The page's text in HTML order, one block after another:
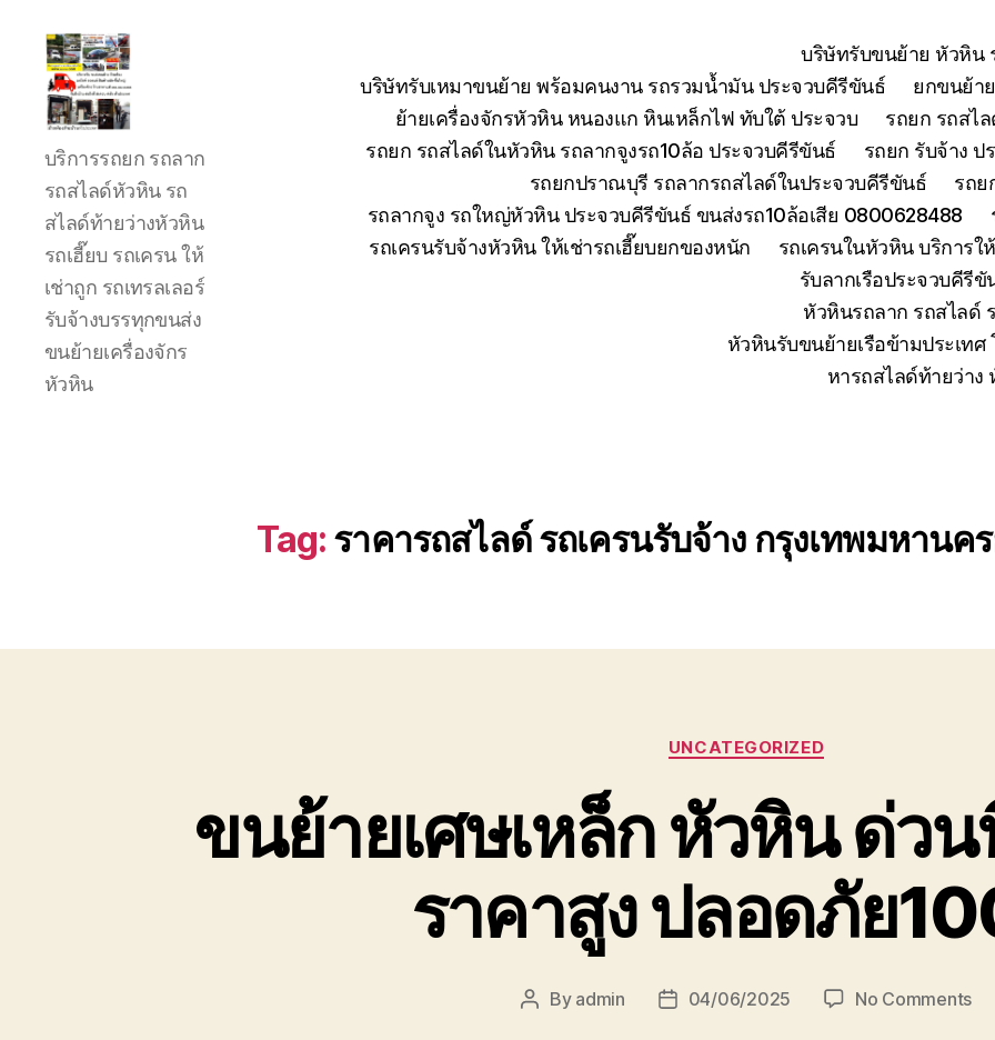
ลาก
รถ
สไลด์
เขต
หัวหิน
24
ชั่วโมง
ติดต่อ
โทร
บริการรถยก รถลาก
รถสไลด์หัวหิน รถ
สไลด์ท้ายว่างหัวหิน
รถเฮี๊ยบ รถเครน ให้
เช่าถูก รถเทรลเลอร์
รับจ้างบรรทุกขนส่ง
ขนย้ายเครื่องจักร
หัวหิน
บริษัทรับขนย้าย หัวหิน
บริษัทรับเหมาขนย้าย พร้อมคนงาน รถรวมน้ำมัน ประจวบคีรีขันธ์
ยกขนย้า
ย้ายเครื่องจักรหัวหิน หนองแก หินเหล็กไฟ ทับใต้ ประจวบ
รถยก รถสไ
รถยก รถสไลด์ในหัวหิน รถลากจูงรถ10ล้อ ประจวบคีรีขันธ์
รถยก รับจ้าง ป
รถยกปราณบุรี รถลากรถสไลด์ในประจวบคีรีขันธ์
รถย
รถลากจูง รถใหญ่หัวหิน ประจวบคีรีขันธ์ ขนส่งรถ10ล้อเสีย 0800628488
รถเครนรับจ้างหัวหิน ให้เช่ารถเฮี๊ยบยกของหนัก
รถเครนในหัวหิน บริการ
รับลากเรือประจวบคีรี
หัวหินรถลาก รถสไลด์
หัวหินรับขนย้ายเรือข้ามประเท
หารถสไลด์ท้ายว่า
Tag: ราคารถสไลด์ รถเครนรับจ้าง กรุงเทพมหานค
Categories
UNCATEGORIZED
ขนย้ายเศษเหล็ก หัวหิน ด่ว
ราคาสูง ปลอดภัย
Post
By admin
Post04/06/2025 No Commentson